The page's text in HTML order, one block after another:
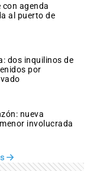
con agenda
al puerto de
dos inquilinos de
por
nueva
involucrada